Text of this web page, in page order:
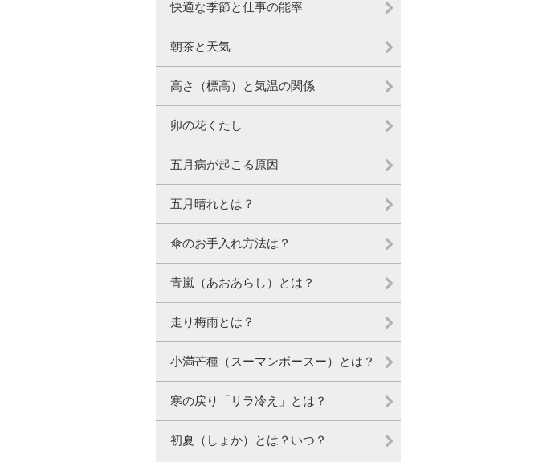
快適な季節と仕事の能率
朝茶と天気
高さ（標高）と気温の関係
卯の花くたし
五月病が起こる原因
五月晴れとは？
傘のお手入れ方法は？
青嵐（あおあらし）とは？
走り梅雨とは？
小満芒種（スーマンボースー）とは？
寒の戻り「リラ冷え」とは？
初夏（しょか）とは？いつ？